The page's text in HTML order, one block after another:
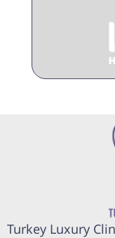
Turkey Luxury